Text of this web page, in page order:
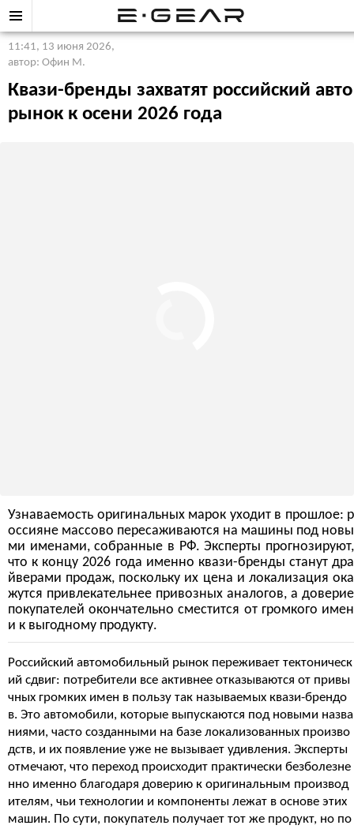
11:41, 13 июня 2026,
автор: Офин М.
Квази-бренды захватят российский авто
рынок к осени 2026 года
Узнаваемость оригинальных марок уходит в прошлое: р
оссияне массово пересаживаются на машины под новы
ми именами, собранные в РФ. Эксперты прогнозируют,
что к концу 2026 года именно квази-бренды станут дра
йверами продаж, поскольку их цена и локализация ока
жутся привлекательнее привозных аналогов, а доверие
покупателей окончательно сместится от громкого имен
и к выгодному продукту.
Российский автомобильный рынок переживает тектоническ
ий сдвиг: потребители все активнее отказываются от привы
чных громких имен в пользу так называемых квази-брендо
в. Это автомобили, которые выпускаются под новыми назва
ниями, часто созданными на базе локализованных произво
дств, и их появление уже не вызывает удивления. Эксперты
отмечают, что переход происходит практически безболезне
нно именно благодаря доверию к оригинальным производ
ителям, чьи технологии и компоненты лежат в основе этих
машин. По сути, покупатель получает тот же продукт, но по